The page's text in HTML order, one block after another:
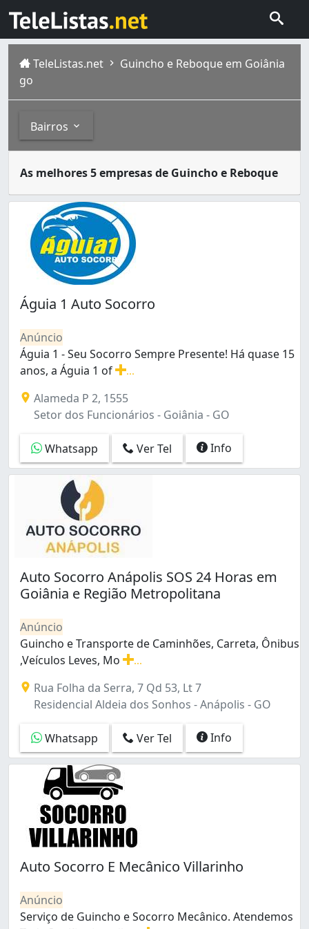
TeleListas.net
Guincho e Reboque em Goiânia
go
Bairros
Capuava (2)
Cidade Jardim (2)
Condomínio Santa Rita (1)
Conjunto Vera Cruz (1)
Granja Cruzeiro do Sul (2)
Jardim América (4)
Jardim Ana Lúcia (1)
Jardim Balneário Meia Ponte (4)
Jardim Bela Vista (1)
Jardim Clarissa (2)
Jardim Colorado (1)
Jardim Europa (2)
Jardim Goiás (2)
Jardim Guanabara (1)
Jardim Marques de Abreu (1)
Jardim Nova Esperança (3)
Jardim Novo Mundo (1)
Jardim Petrópolis (3)
Jardim Planalto (1)
Jardim Santo Antônio (1)
Loteamento Alphaville Residencial (1)
Loteamento Tropical Verde (1)
Nossa Senhora de Fátima (1)
Parque Amazônia (2)
Parque Anhanguera II (2)
Parque Atheneu (3)
Parque Industrial Paulista (1)
Parque Oeste Industrial (2)
Parque das Flores (1)
Residencial Felicidade (1)
Residencial Goiânia Viva (3)
Residencial Itamaracá (1)
Residencial Itália (3)
Residencial Morumbi (1)
Residencial Petrópolis (1)
Residencial Recanto do Bosque (1)
Residencial Ville de France (1)
Santa Genoveva (1)
Setor Bueno (4)
Setor Castelo Branco (1)
As melhores 5 empresas de Guincho e Reboque
Goiânia é a capital de Goiás, com população estimada
Águia 1 Auto Socorro
Anúncio
Águia 1 - Seu Socorro Sempre Presente! Há quase 15
anos, a Águia 1 of
Alameda P 2, 1555
Setor dos Funcionários - Goiânia - GO
Whatsapp Ver Tel Info
Auto Socorro Anápolis SOS 24 Horas em
Goiânia e Região Metropolitana
Anúncio
Guincho e Transporte de Caminhões, Carreta, Ônibus
,Veículos Leves, Mo
Rua Folha da Serra, 7 Qd 53, Lt 7
Residencial Aldeia dos Sonhos - Anápolis - GO
Whatsapp Ver Tel Info
Auto Socorro E Mecânico Villarinho
Anúncio
Serviço de Guincho e Socorro Mecânico. Atendemos